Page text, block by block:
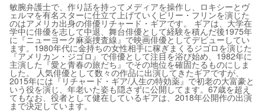
敏腕弁護士で、作り話を持ってメディアを操作し、ロキシーとヴ
ェルマを有名スターに仕立て上げていくビリー・フリンを演じた
のはアメリカ出身の俳優リチャード・ギアです。 ギアは、大学在
学中に俳優を志して中退、舞台俳優として経験を積んだ後1975年
に『ニューヨーク麻薬捜査線』で映画俳優としてデビューしてい
ます。1980年代に金持ちの女性相手に稼ぎまくるジゴロを演じた
『アメリカン・ジゴロ』で俳優として注目を浴び始め、1982年に
主演した『愛と青春の旅だち』でその地位を確固たるものにしま
した。 人気俳優として数々の作品に出演してきたギアですが、
2015年には『リチャード・ギア/人生の特効薬』で初老の大富豪と
いう役を演じ、年老いた姿も隠さずに公開してます。67歳を超え
てもなお、役者として健在しているギアは、2018年公開作の出演
まで決定しています。